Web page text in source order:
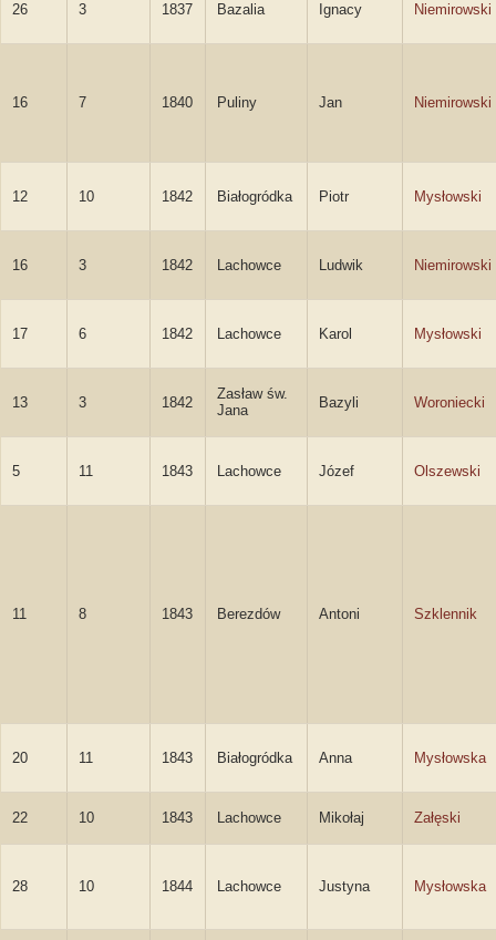
26 3 1837 Bazalia Ignacy Niemirowski
16 7 1840 Puliny Jan Niemirowski
12 10 1842 Białogródka Piotr Mysłowski
16 3 1842 Lachowce Ludwik Niemirowski
17 6 1842 Lachowce Karol Mysłowski
13 3 1842
Zasław św.
Jana
Bazyli Woroniecki
5 11 1843 Lachowce Józef Olszewski
11 8 1843 Berezdów Antoni Szklennik
20 11 1843 Białogródka Anna Mysłowska
22 10 1843 Lachowce Mikołaj Załęski
28 10 1844 Lachowce Justyna Mysłowska